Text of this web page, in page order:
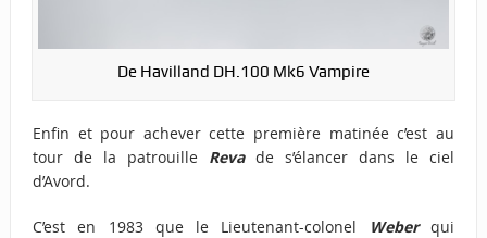
De Havilland DH.100 Mk6 Vampire
Enfin et pour achever cette première matinée c’est au
tour de la patrouille Revade s’élancer dans le ciel
d’Avord.
C’est en 1983 que le Lieutenant-colonel Weberqui